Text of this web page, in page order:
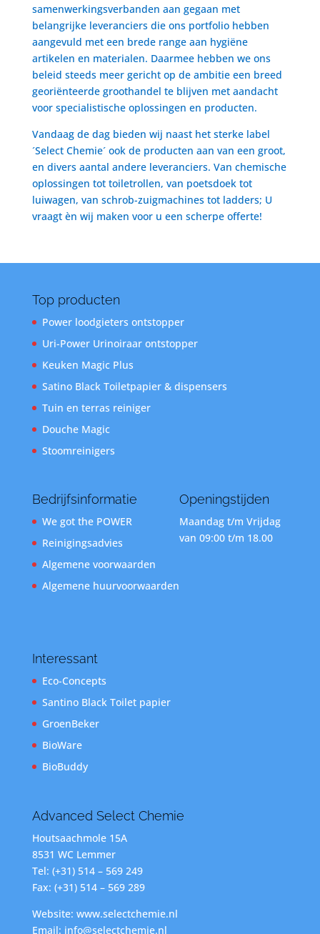
samenwerkingsverbanden aan gegaan met
belangrijke leveranciers die ons portfolio hebben
aangevuld met een brede range aan hygiëne
artikelen en materialen. Daarmee hebben we ons
beleid steeds meer gericht op de ambitie een breed
georiënteerde groothandel te blijven met aandacht
voor specialistische oplossingen en producten.
Vandaag de dag bieden wij naast het sterke label
´Select Chemie´ ook de producten aan van een groot,
en divers aantal andere leveranciers. Van chemische
oplossingen tot toiletrollen, van poetsdoek tot
luiwagen, van schrob-zuigmachines tot ladders; U
vraagt èn wij maken voor u een scherpe offerte!
Top producten
Power loodgieters ontstopper
Uri-Power Urinoiraar ontstopper
Keuken Magic Plus
Satino Black Toiletpapier & dispensers
Tuin en terras reiniger
Douche Magic
Stoomreinigers
Bedrijfsinformatie
We got the POWER
Reinigingsadvies
Algemene voorwaarden
Algemene huurvoorwaarden
Openingstijden
Maandag t/m Vrijdag
van 09:00 t/m 18.00
Interessant
Eco-Concepts
Santino Black Toilet papier
GroenBeker
BioWare
BioBuddy
Advanced Select Chemie
Houtsaachmole 15A
8531 WC Lemmer
Tel: (+31) 514 – 569 249
Fax: (+31) 514 – 569 289
Website: www.selectchemie.nl
Email: info@selectchemie.nl